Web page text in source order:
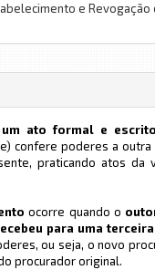
e Revogação
ato formal e escrito
confere poderes a outra
praticando atos da
ocorre quando o
para uma
ou seja, o novo
procurador original.